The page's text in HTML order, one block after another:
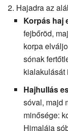
Hajadra az
Korpás haj
fejbőröd,
korpa
sónak
kialakulását
Hajhullás
sóval, majd
minősége:
Himalája